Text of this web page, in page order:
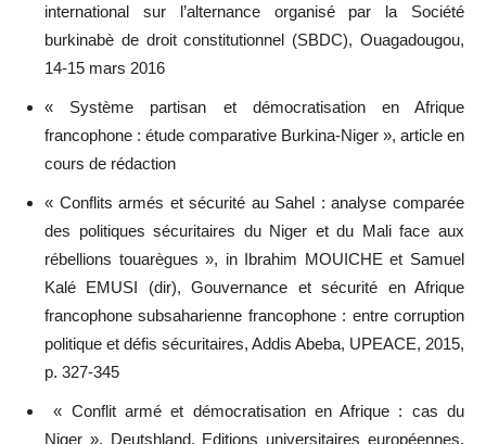
international sur l’alternance organisé par la Société
burkinabè de droit constitutionnel (SBDC), Ouagadougou,
14-15 mars 2016
« Système partisan et démocratisation en Afrique
francophone : étude comparative Burkina-Niger », article en
cours de rédaction
« Conflits armés et sécurité au Sahel : analyse comparée
des politiques sécuritaires du Niger et du Mali face aux
rébellions touarègues », in Ibrahim MOUICHE et Samuel
Kalé EMUSI (dir), Gouvernance et sécurité en Afrique
francophone subsaharienne francophone : entre corruption
politique et défis sécuritaires, Addis Abeba, UPEACE, 2015,
p. 327-345
« Conflit armé et démocratisation en Afrique : cas du
Niger », Deutshland, Editions universitaires européennes,